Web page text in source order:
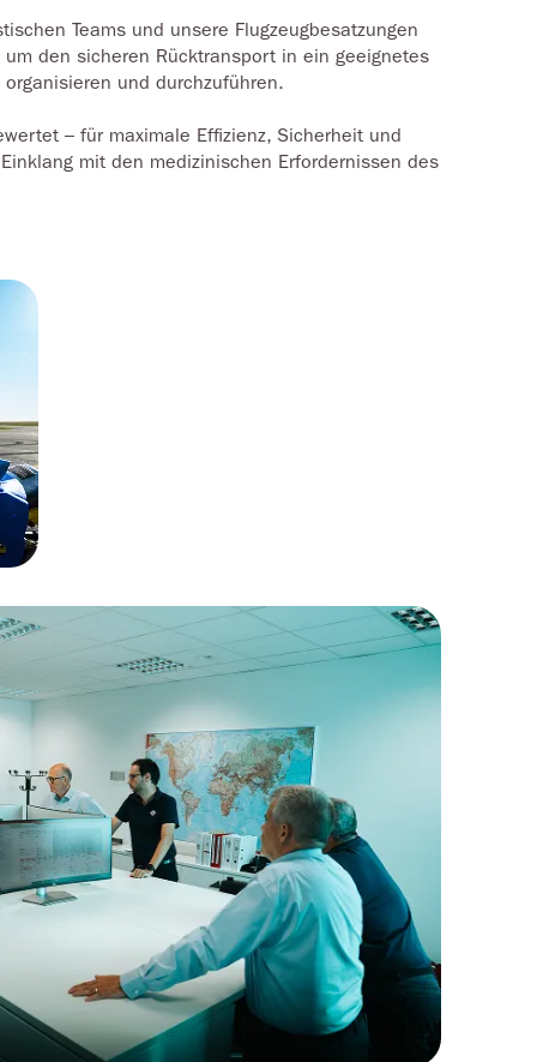
Teams und unsere Flugzeugbesatzungen
den sicheren Rücktransport in ein geeignetes
und durchzuführen.
– für maximale Effizienz, Sicherheit und
mit den medizinischen Erfordernissen des